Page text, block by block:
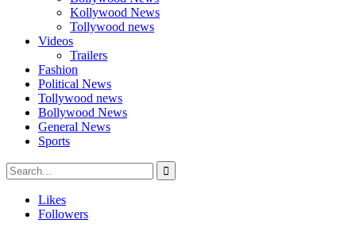
Kollywood News
Tollywood news
Videos
Trailers
Fashion
Political News
Tollywood news
Bollywood News
General News
Sports
Likes
Followers